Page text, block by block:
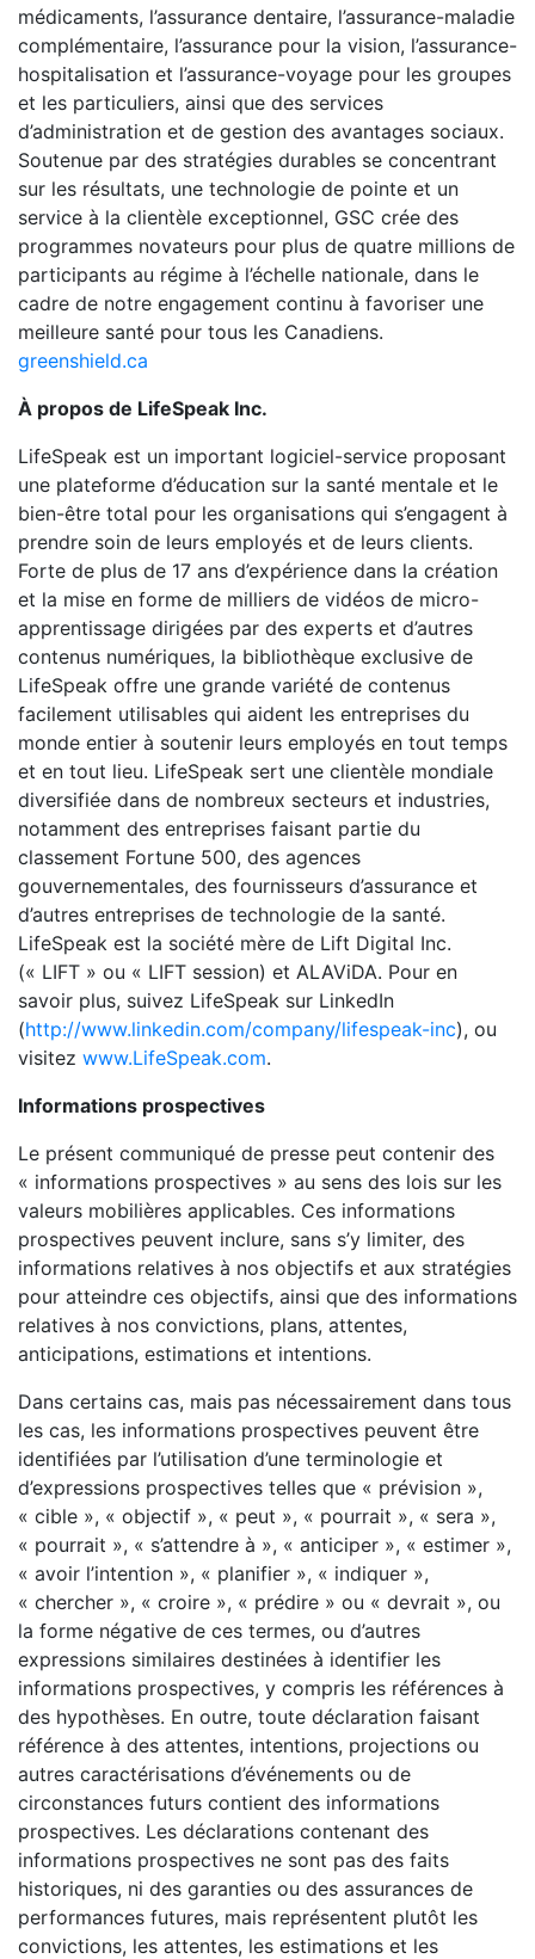
médicaments, l’assurance dentaire, l’assurance-maladie
complémentaire, l’assurance pour la vision, l’assurance-
hospitalisation et l’assurance-voyage pour les groupes
et les particuliers, ainsi que des services
d’administration et de gestion des avantages sociaux.
Soutenue par des stratégies durables se concentrant
sur les résultats, une technologie de pointe et un
service à la clientèle exceptionnel, GSC crée des
programmes novateurs pour plus de quatre millions de
participants au régime à l’échelle nationale, dans le
cadre de notre engagement continu à favoriser une
meilleure santé pour tous les Canadiens.
greenshield.ca
À propos de LifeSpeak Inc.
LifeSpeak est un important logiciel-service proposant
une plateforme d’éducation sur la santé mentale et le
bien-être total pour les organisations qui s’engagent à
prendre soin de leurs employés et de leurs clients.
Forte de plus de 17 ans d’expérience dans la création
et la mise en forme de milliers de vidéos de micro-
apprentissage dirigées par des experts et d’autres
contenus numériques, la bibliothèque exclusive de
LifeSpeak offre une grande variété de contenus
facilement utilisables qui aident les entreprises du
monde entier à soutenir leurs employés en tout temps
et en tout lieu. LifeSpeak sert une clientèle mondiale
diversifiée dans de nombreux secteurs et industries,
notamment des entreprises faisant partie du
classement Fortune 500, des agences
gouvernementales, des fournisseurs d’assurance et
d’autres entreprises de technologie de la santé.
LifeSpeak est la société mère de Lift Digital Inc.
(« LIFT » ou « LIFT session) et ALAViDA. Pour en
savoir plus, suivez LifeSpeak sur LinkedIn
(http://www.linkedin.com/company/lifespeak-inc), ou
visitez www.LifeSpeak.com.
Informations prospectives
Le présent communiqué de presse peut contenir des
« informations prospectives » au sens des lois sur les
valeurs mobilières applicables. Ces informations
prospectives peuvent inclure, sans s’y limiter, des
informations relatives à nos objectifs et aux stratégies
pour atteindre ces objectifs, ainsi que des informations
relatives à nos convictions, plans, attentes,
anticipations, estimations et intentions.
Dans certains cas, mais pas nécessairement dans tous
les cas, les informations prospectives peuvent être
identifiées par l’utilisation d’une terminologie et
d’expressions prospectives telles que « prévision »,
« cible », « objectif », « peut », « pourrait », « sera »,
« pourrait », « s’attendre à », « anticiper », « estimer »,
« avoir l’intention », « planifier », « indiquer »,
« chercher », « croire », « prédire » ou « devrait », ou
la forme négative de ces termes, ou d’autres
expressions similaires destinées à identifier les
informations prospectives, y compris les références à
des hypothèses. En outre, toute déclaration faisant
référence à des attentes, intentions, projections ou
autres caractérisations d’événements ou de
circonstances futurs contient des informations
prospectives. Les déclarations contenant des
informations prospectives ne sont pas des faits
historiques, ni des garanties ou des assurances de
performances futures, mais représentent plutôt les
convictions, les attentes, les estimations et les